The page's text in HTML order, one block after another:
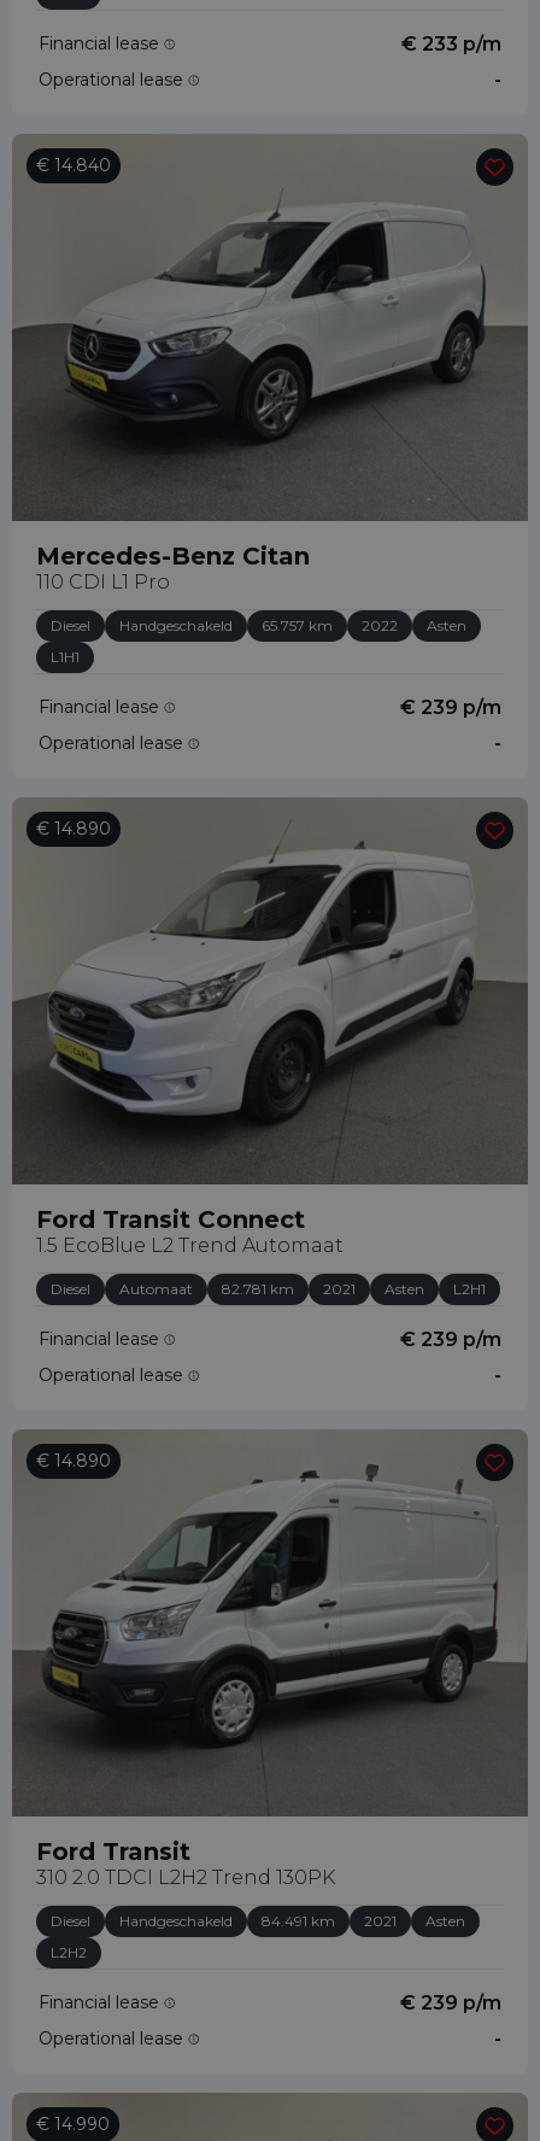
Financial lease € 233 p/m
Operational lease -
€ 14.840
Mercedes-Benz Citan
110 CDI L1 Pro
Diesel Handgeschakeld 65.757 km 2022
Asten
L1H1
Financial lease € 239 p/m
Operational lease -
€ 14.890
Ford Transit Connect
1.5 EcoBlue L2 Trend Automaat
Diesel Automaat 82.781 km 2021 Asten L2H1
Financial lease € 239 p/m
Operational lease -
€ 14.890
Ford Transit
310 2.0 TDCI L2H2 Trend 130PK
Diesel Handgeschakeld 84.491 km 2021
Asten
L2H2
Financial lease € 239 p/m
Operational lease -
€ 14.990